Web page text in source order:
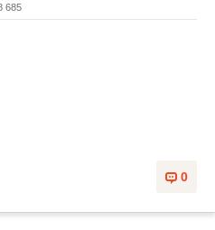
685
0